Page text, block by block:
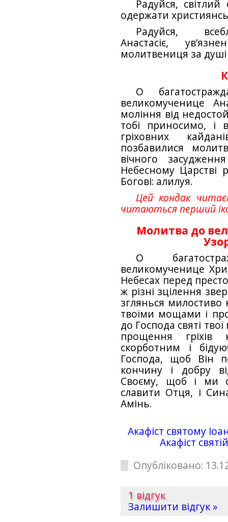
Радуйся, світлий
одержати
Радуйся,
Анастасіє,
молитвениця за
О
великомученице
моління від
тобі приносимо, і
гріховних
позбавилися
вічного
Небесному Царстві
Богові: алилуя.
Цей кондак
читаються перший
Молитва до
О
великомученице
Небесах перед
ж різні зцілення
зглянься
твоїми мощами і
до Господа святі
прощення гріхів
скорботним і
Господа, щоб Він
кончину і добру
Своєму, щоб і ми
славити Отця, і
Амінь.
Акафіст святому
Акафіст
Опубліковано:
1 відгук
Залишити відгук »